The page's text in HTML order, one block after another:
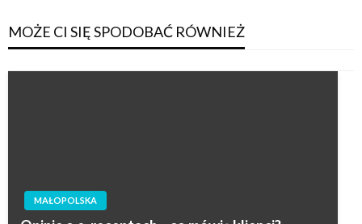
MOŻE CI SIĘ SPODOBAĆ RÓWNIEŻ
MAŁOPOLSKA